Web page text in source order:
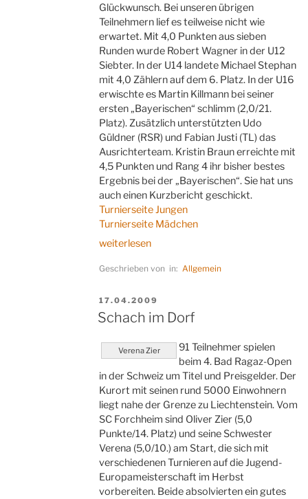
Glückwunsch. Bei unseren übrigen
Teilnehmern lief es teilweise nicht wie
erwartet. Mit 4,0 Punkten aus sieben
Runden wurde Robert Wagner in der U12
Siebter. In der U14 landete Michael Stephan
mit 4,0 Zählern auf dem 6. Platz. In der U16
erwischte es Martin Killmann bei seiner
ersten „Bayerischen“ schlimm (2,0/21.
Platz). Zusätzlich unterstützten Udo
Güldner (RSR) und Fabian Justi (TL) das
Ausrichterteam. Kristin Braun erreichte mit
4,5 Punkten und Rang 4 ihr bisher bestes
Ergebnis bei der „Bayerischen“. Sie hat uns
auch einen Kurzbericht geschickt.
Turnierseite Jungen
Turnierseite Mädchen
„Bayerische
Meisterschaften
weiterlesen
Geschrieben von in:Allgemein
VERÖFFENTLICHT
AM
17.04.2009
Schach im Dorf
Verena Zier
91 Teilnehmer spielen
beim 4. Bad Ragaz-Open
in der Schweiz um Titel und Preisgelder. Der
Kurort mit seinen rund 5000 Einwohnern
liegt nahe der Grenze zu Liechtenstein. Vom
SC Forchheim sind Oliver Zier (5,0
Punkte/14. Platz) und seine Schwester
Verena (5,0/10.) am Start, die sich mit
verschiedenen Turnieren auf die Jugend-
Europameisterschaft im Herbst
vorbereiten. Beide absolvierten ein gutes